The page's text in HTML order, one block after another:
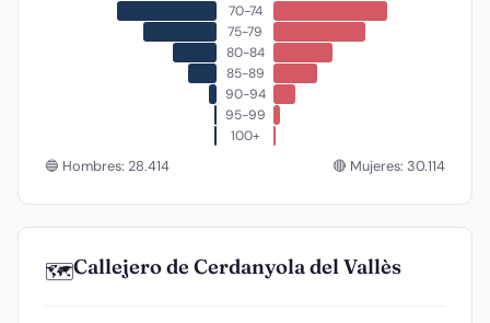
70-74
75-79
80-84
85-89
90-94
95-99
100+
🔵 Hombres: 28.414 🔴 Mujeres: 30.114
🗺️Callejero de Cerdanyola del Vallès